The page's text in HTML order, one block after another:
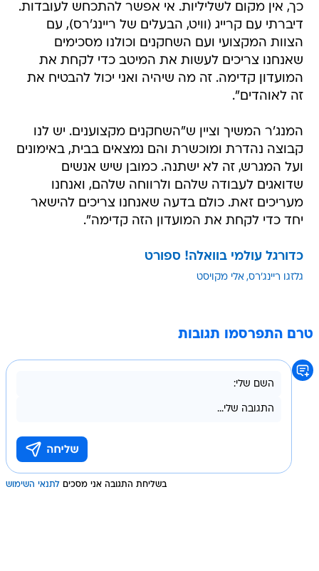
כך, אין מקום לשליליות. אי אפשר להתכחש לעובדות.
דיברתי עם קרייג (וויט, הבעלים של ריינג'רס), עם
הצוות המקצועי ועם השחקנים וכולנו מסכימים
שאנחנו צריכים לעשות את המיטב כדי לקחת את
המועדון קדימה. זה מה שיהיה ואני יכול להבטיח את
זה לאוהדים".
המנג'ר המשיך וציין ש"השחקנים מקצוענים. יש לנו
קבוצה נהדרת ומוכשרת והם נמצאים בבית, באימונים
ועל המגרש, זה לא ישתנה. כמובן שיש אנשים
שדואגים לעבודה שלהם ולרווחה שלהם, ואנחנו
מעריכים זאת. כולם בדעה שאנחנו צריכים להישאר
יחד כדי לקחת את המועדון הזה קדימה".
כדורגל עולמי בוואלה! ספורט
גלזגו ריינג'רס אלי מקויסט
טרם התפרסמו תגובות
בשליחת התגובה אני מסכים לתנאי השימוש